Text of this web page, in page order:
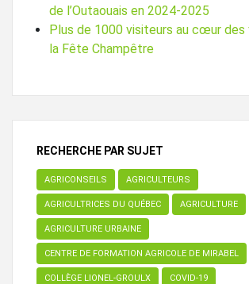
de l’Outaouais en 2024-2025
Plus de 1000 visiteurs au cœur des
la Fête Champêtre
RECHERCHE PAR SUJET
AGRICONSEILS AGRICULTEURS
AGRICULTRICES DU QUÉBEC AGRICULTURE
AGRICULTURE URBAINE
CENTRE DE FORMATION AGRICOLE DE MIRABEL
COLLÈGE LIONEL-GROULX COVID-19